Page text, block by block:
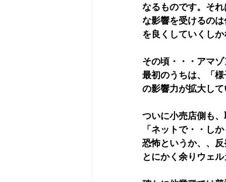
なるものです。そ
な影響を受けるの
を良くしていくし
その頃・・・アマ
最初のうちは、「
の影響力が拡大し
ついに小売店側も
「ネットで・・し
恐怖というか、、
とにかく余りウェ